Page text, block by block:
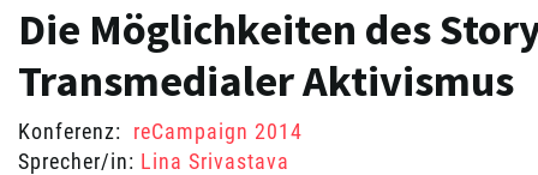
Die Möglichkeiten des
Transmedialer Aktivismus
Konferenz: reCampaign 2014
Sprecher/in: Lina Srivastava